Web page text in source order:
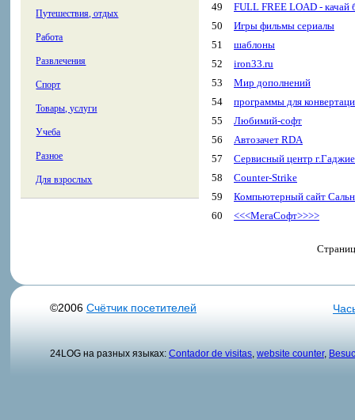
Путешествия, отдых
Работа
Развлечения
Спорт
Товары, услуги
Учеба
Разное
Для взрослых
49
FULL FREE LOAD - качай
50
Игры фильмы сериалы
51
шаблоны
52
iron33.ru
53
Мир дополнений
54
программы для
55
Любимий-софт
56
Автозачет RDA
57
Сервисный центр
58
Counter-Strike
59
Компьютерный сайт
60
<<<МегаСофт>>>>
©2006 Счётчик посетителей
24LOG на разных языках: Contador de visitas website counter,